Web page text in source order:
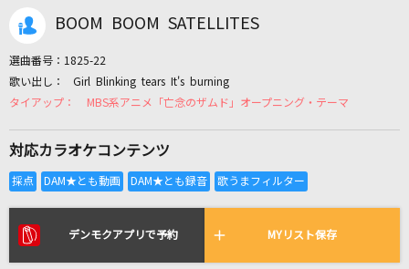
カラオケリクエスト
リアルタイムで歌われている曲の一覧
[生音]マイガール
BOOM BOOM SATELLITES
選曲番号： 1825-22
Girl Blinking tears It's burning
MBS系アニメ「亡念のザムド」オープニング・テーマ
対応カラオケコンテンツ
デンモクアプリで予約 MYリスト保存